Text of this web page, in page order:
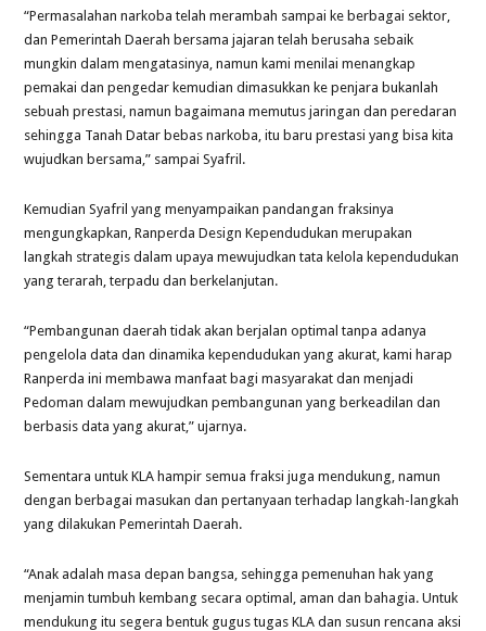
“Permasalahan narkoba telah merambah sampai ke berbagai sektor,
dan Pemerintah Daerah bersama jajaran telah berusaha sebaik
mungkin dalam mengatasinya, namun kami menilai menangkap
pemakai dan pengedar kemudian dimasukkan ke penjara bukanlah
sebuah prestasi, namun bagaimana memutus jaringan dan peredaran
sehingga Tanah Datar bebas narkoba, itu baru prestasi yang bisa kita
wujudkan bersama,” sampai Syafril.
Kemudian Syafril yang menyampaikan pandangan fraksinya
mengungkapkan, Ranperda Design Kependudukan merupakan
langkah strategis dalam upaya mewujudkan tata kelola kependudukan
yang terarah, terpadu dan berkelanjutan.
“Pembangunan daerah tidak akan berjalan optimal tanpa adanya
pengelola data dan dinamika kependudukan yang akurat, kami harap
Ranperda ini membawa manfaat bagi masyarakat dan menjadi
Pedoman dalam mewujudkan pembangunan yang berkeadilan dan
berbasis data yang akurat,” ujarnya.
Sementara untuk KLA hampir semua fraksi juga mendukung, namun
dengan berbagai masukan dan pertanyaan terhadap langkah-langkah
yang dilakukan Pemerintah Daerah.
“Anak adalah masa depan bangsa, sehingga pemenuhan hak yang
menjamin tumbuh kembang secara optimal, aman dan bahagia. Untuk
mendukung itu segera bentuk gugus tugas KLA dan susun rencana aksi